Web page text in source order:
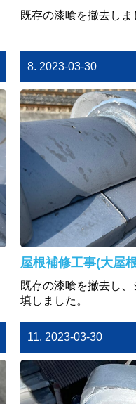
既存の漆喰を撤去しま
8. 2023-03-30
屋根補修工事(大屋
既存の漆喰を撤去し
填しました。
11. 2023-03-30